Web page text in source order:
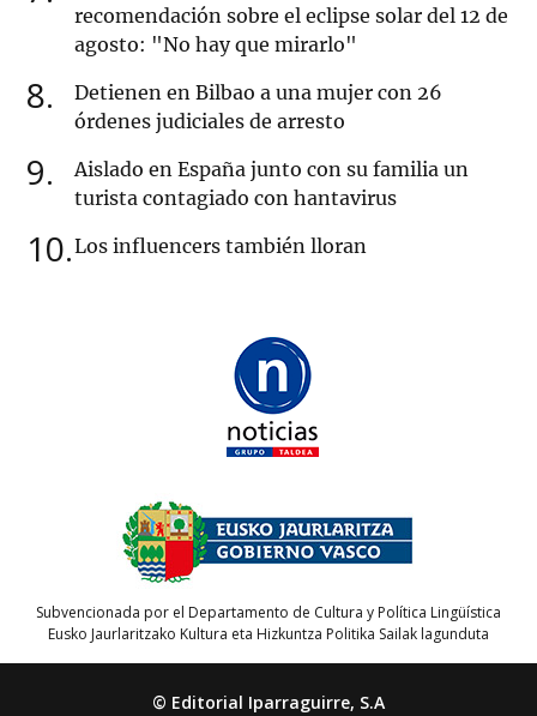
recomendación sobre el eclipse solar del 12 de
agosto: "No hay que mirarlo"
8
Detienen en Bilbao a una mujer con 26
órdenes judiciales de arresto
9
Aislado en España junto con su familia un
turista contagiado con hantavirus
10 Los influencers también lloran
Subvencionada por el Departamento de Cultura y Política Lingüística
Eusko Jaurlaritzako Kultura eta Hizkuntza Politika Sailak lagunduta
© Editorial Iparraguirre, S.A